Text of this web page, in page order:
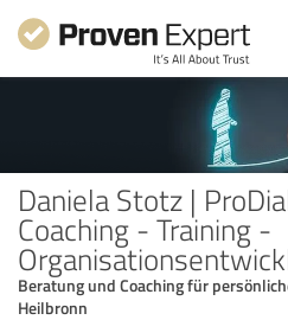
Daniela Stotz |
Coaching - Training -
Beratung und Coaching für
Heilbronn